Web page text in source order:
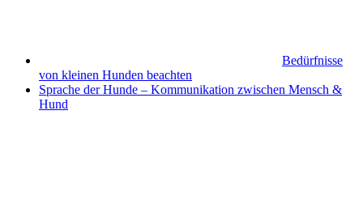
Bedürfnisse
von kleinen Hunden beachten
Sprache der Hunde – Kommunikation zwischen Mensch &
Hund